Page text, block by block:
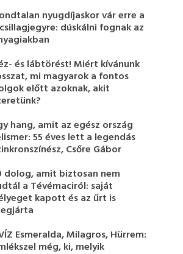
nyugdíjaskor vár erre a
dúskálni fognak az
és lábtörést! Miért kívánunk
mi magyarok a fontos
előtt azoknak, akit
hang, amit az egész ország
55 éves lett a legendás
Csőre Gábor
dolog, amit biztosan nem
a Tévémaciról: saját
kapott és az űrt is
Esmeralda, Milagros, Hürrem:
még, ki, melyik